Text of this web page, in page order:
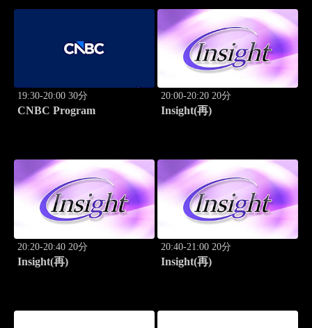
19:30-20:00 30分
CNBC Program
20:00-20:20 20分
Insight(再)
20:20-20:40 20分
Insight(再)
20:40-21:00 20分
Insight(再)